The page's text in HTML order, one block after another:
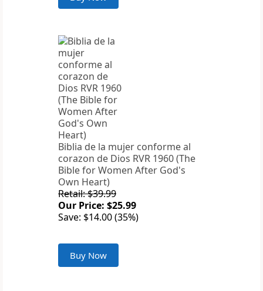
Biblia de la mujer conforme al
corazon de Dios RVR 1960 (The
Bible for Women After God's
Own Heart)
Retail: $39.99
Our Price: $25.99
Save: $14.00 (35%)
Buy Now